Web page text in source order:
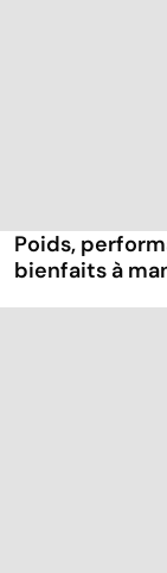
Poids,
bienfaits à